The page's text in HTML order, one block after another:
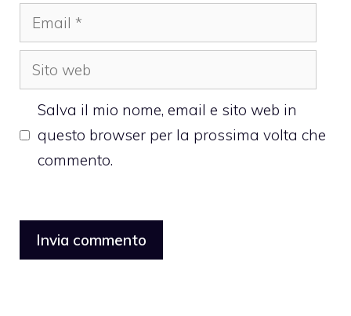
Email
Sito
web
Salva il mio nome, email e sito web in
questo browser per la prossima volta che
commento.